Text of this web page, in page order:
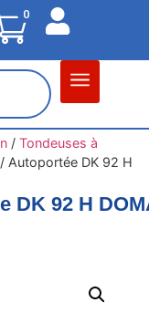
0
/ Tondeuses à
Autoportée DK 92 H
DK 92 H